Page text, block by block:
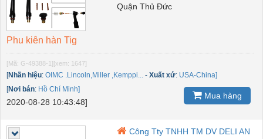
Quận Thủ Đức
Phu kiên hàn Tig
[Mã: G-49388-1][xem: 1647]
[Nhãn hiệu: OIMC .Lincoln,Miller ,Kemppi... - Xuất xứ: USA-China]
[Nơi bán: Hồ Chí Minh]
2020-08-28 10:43:48]
Mua hàng
Công Tty TNHH TM DV DELI AN